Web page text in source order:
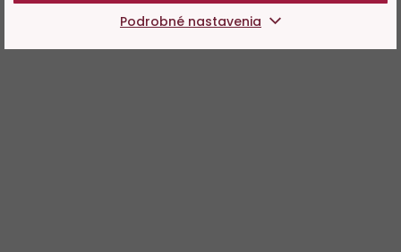
Podrobné nastavenia